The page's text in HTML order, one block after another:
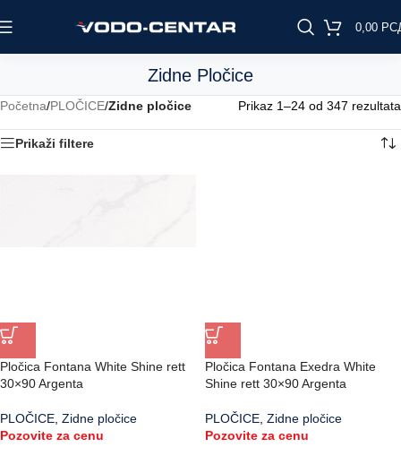
0,00
Zidne Pločice
Početna/PLOČICE/Zidne pločice Prikaz 1–24 od 347 rezultata
Prikaži filtere
Pločica Fontana White Shine rett
30×90 Argenta
PLOČICE Zidne pločice
Pozovite za cenu
Pločica Fontana Exedra White
Shine rett 30×90 Argenta
PLOČICE Zidne pločice
Pozovite za cenu